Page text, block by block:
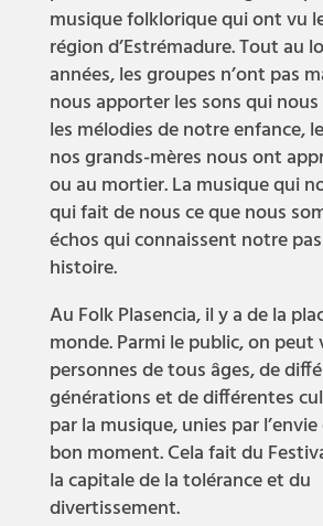
musique folklorique qui ont vu
région d’Estrémadure. Tout au
années, les groupes n’ont pas
nous apporter les sons qui
les mélodies de notre enfance,
nos grands-mères nous ont
ou au mortier. La musique qui
qui fait de nous ce que nous
échos qui connaissent notre
histoire.
Au Folk Plasencia, il y a de la
monde. Parmi le public, on peut
personnes de tous âges, de
générations et de différentes
par la musique, unies par
bon moment. Cela fait du
la capitale de la tolérance et du
divertissement.